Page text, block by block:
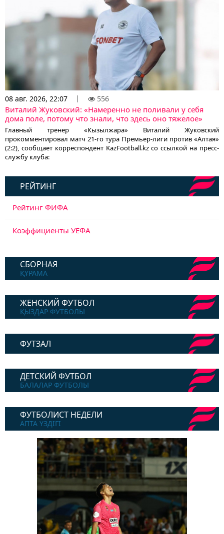
08 авг. 2026, 22:07 556
Виталий Жуковский: «Намеренно не поливали у себя
дома поле, потому что знали, что здесь оно тяжелое»
Главный тренер «Кызылжара» Виталий Жуковский
прокомментировал матч 21-го тура Премьер-лиги против «Алтая»
(2:2), сообщает корреспондент KazFootball.kz со ссылкой на пресс-
службу клуба:
РЕЙТИНГ
Рейтинг ФИФА
Коэффициенты УЕФА
СБОРНАЯ
ҚҰРАМА
ЖЕНСКИЙ ФУТБОЛ
ҚЫЗДАР ФУТБОЛЫ
ФУТЗАЛ
ДЕТСКИЙ ФУТБОЛ
БАЛАЛАР ФУТБОЛЫ
ФУТБОЛИСТ НЕДЕЛИ
АПТА ҮЗДІГІ